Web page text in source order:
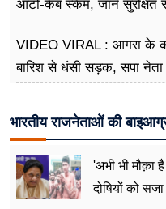
ऑटो-कैब स्कैम, जानें सुरक्षित
VIDEO VIRAL : आगरा के
बारिश से धंसी सड़क, सपा
भारतीय राजनेताओं की
'अभी भी मौक़ा
दोषियों को